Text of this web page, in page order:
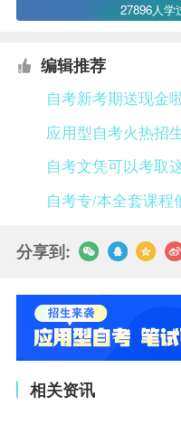
27896人学
编辑推荐
自考新考期送现金
应用型自考火热招
自考文凭可以考取
自考专/本全套课程
分享到:
相关资讯